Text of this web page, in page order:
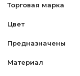
Торговая марка
Цвет
Предназначены
Материал